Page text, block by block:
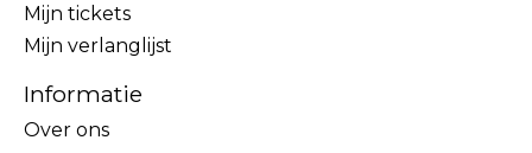
Mijn tickets
Mijn verlanglijst
Informatie
Over ons